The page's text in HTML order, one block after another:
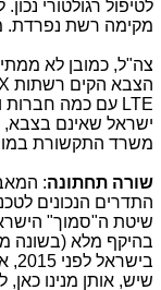
לטיפול רגולטורי
מקימה רשת נפרדת.
צה"ל, כמובן לא
הצבא הקים רשתות
LTE עם כמה חברות
ישראל שאינם בצבא,
משרד התקשורת במו
שורה תחתונה:
התדרים הנכונים
שיטת ה"סמוך"
בהיקף מלא (בשונה
שיש, אותן מנינו